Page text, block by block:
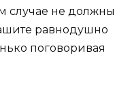
случае не должны
равнодушно
поговоривая